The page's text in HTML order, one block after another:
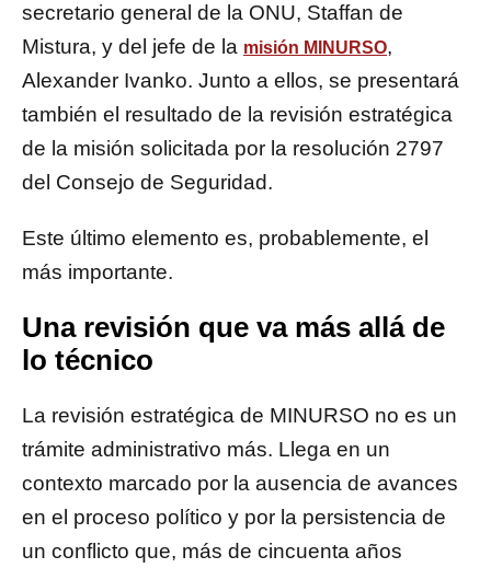
secretario general de la ONU, Staffan de
Mistura, y del jefe de la misión MINURSO,
Alexander Ivanko. Junto a ellos, se presentará
también el resultado de la revisión estratégica
de la misión solicitada por la resolución 2797
del Consejo de Seguridad.
Este último elemento es, probablemente, el
más importante.
Una revisión que va más allá de
lo técnico
La revisión estratégica de MINURSO no es un
trámite administrativo más. Llega en un
contexto marcado por la ausencia de avances
en el proceso político y por la persistencia de
un conflicto que, más de cincuenta años